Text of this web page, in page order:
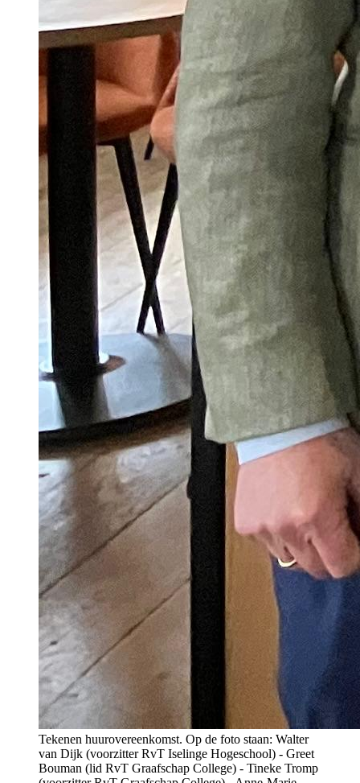
Tekenen huurovereenkomst. Op de foto staan: Walter
van Dijk (voorzitter RvT Iselinge Hogeschool) - Greet
Bouman (lid RvT Graafschap College) - Tineke Tromp